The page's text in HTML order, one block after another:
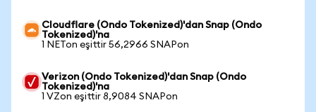
Cloudflare (Ondo Tokenized)'dan Snap (Ondo
Tokenized)'na
1 NETon eşittir 56,2966 SNAPon
Verizon (Ondo Tokenized)'dan Snap (Ondo
Tokenized)'na
1 VZon eşittir 8,9084 SNAPon